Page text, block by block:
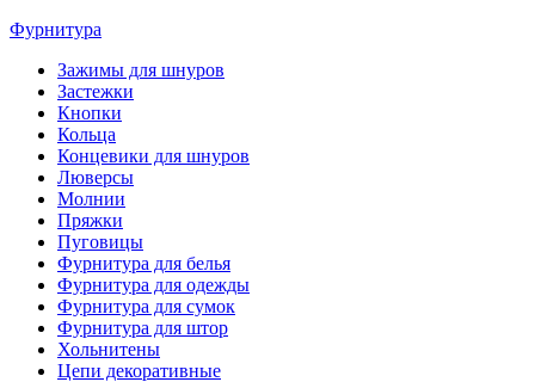
Фурнитура
Зажимы для шнуров
Застежки
Кнопки
Кольца
Концевики для шнуров
Люверсы
Молнии
Пряжки
Пуговицы
Фурнитура для белья
Фурнитура для одежды
Фурнитура для сумок
Фурнитура для штор
Хольнитены
Цепи декоративные